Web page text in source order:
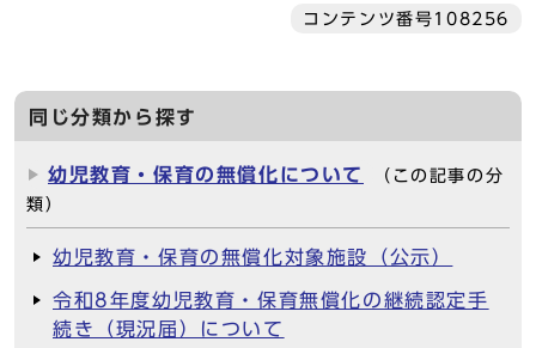
コンテンツ番号108256
同じ分類から探す
幼児教育・保育の無償化について
（この記事の分
類）
幼児教育・保育の無償化対象施設（公示）
令和8年度幼児教育・保育無償化の継続認定手
続き（現況届）について